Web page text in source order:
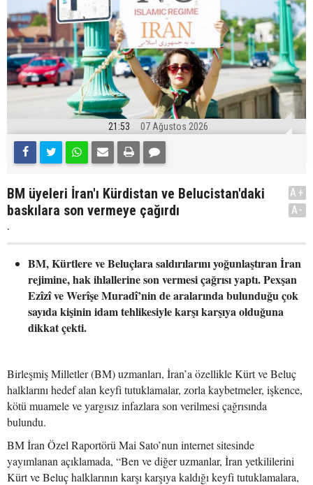
21:53 07 Ağustos 2026
BM üyeleri İran'ı Kürdistan ve Belucistan'daki
baskılara son vermeye çağırdı
.
A+
A-
BM, Kürtlere ve Beluçlara saldırılarını yoğunlaştıran İran
rejimine, hak ihlallerine son vermesi çağrısı yaptı. Pexşan
Ezîzî ve Werîşe Muradî’nin de aralarında bulunduğu çok
sayıda kişinin idam tehlikesiyle karşı karşıya olduğuna
dikkat çekti.
Birleşmiş Milletler (BM) uzmanları, İran’a özellikle Kürt ve Beluç
halklarını hedef alan keyfi tutuklamalar, zorla kaybetmeler, işkence,
kötü muamele ve yargısız infazlara son verilmesi çağrısında
bulundu.
BM İran Özel Raportörü Mai Sato’nun internet sitesinde
yayımlanan açıklamada, “Ben ve diğer uzmanlar, İran yetkililerini
Kürt ve Beluç halklarının karşı karşıya kaldığı keyfi tutuklamalara,